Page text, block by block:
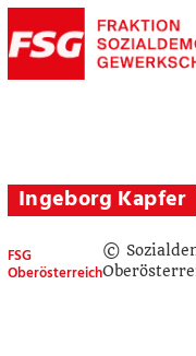
Ingeborg Kapfer
FSG
Oberösterreich
©